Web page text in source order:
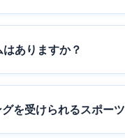
ありますか？
を受けられるスポー